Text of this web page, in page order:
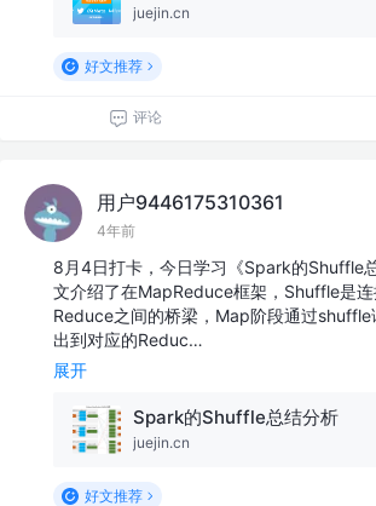
juejin.cn
好文推荐
评论
用户9446175310361
4年前
8月4日打卡，今日学习《Spark的Shuffle
文介绍了在MapReduce框架，Shuffle是
Reduce之间的桥梁，Map阶段通过shuffle
出到对应的Reduc…
展开
Spark的Shuffle总结分析
juejin.cn
好文推荐